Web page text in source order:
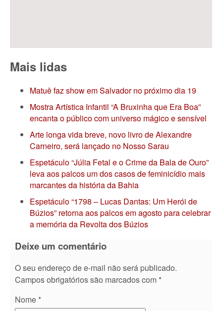
Mais lidas
Matuê faz show em Salvador no próximo dia 19
Mostra Artística Infantil “A Bruxinha que Era Boa”
encanta o público com universo mágico e sensível
Arte longa vida breve, novo livro de Alexandre
Carneiro, será lançado no Nosso Sarau
Espetáculo “Júlia Fetal e o Crime da Bala de Ouro”
leva aos palcos um dos casos de feminicídio mais
marcantes da história da Bahia
Espetáculo “1798 – Lucas Dantas: Um Herói de
Búzios” retorna aos palcos em agosto para celebrar
a memória da Revolta dos Búzios
Deixe um comentário
O seu endereço de e-mail não será publicado.
Campos obrigatórios são marcados com *
Nome *